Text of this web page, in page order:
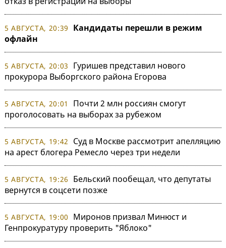
5 АВГУСТА, 20:39
Кандидаты перешли в режим
офлайн
5 АВГУСТА, 20:03
Гуришев представил нового
прокурора Выборгского района Егорова
5 АВГУСТА, 20:01
Почти 2 млн россиян смогут
проголосовать на выборах за рубежом
5 АВГУСТА, 19:42
Суд в Москве рассмотрит апелляцию
на арест блогера Ремесло через три недели
5 АВГУСТА, 19:26
Бельский пообещал, что депутаты
вернутся в соцсети позже
5 АВГУСТА, 19:00
Миронов призвал Минюст и
Генпрокуратуру проверить "Яблоко"